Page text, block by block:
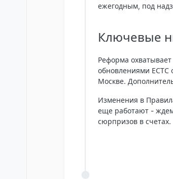
ежегодным, под
Ключевые
Реформа
обновлениями ЕСТС
Москве.
Изменения в
еще работают - ждем
сюрпризов в счетах.